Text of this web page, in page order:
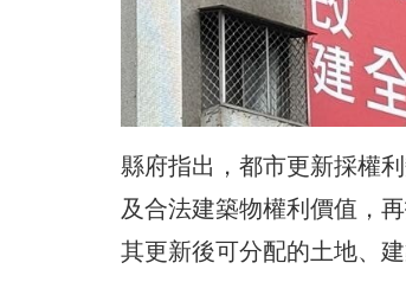
縣府指出，都市更新採權
及合法建築物權利價值，
其更新後可分配的土地、